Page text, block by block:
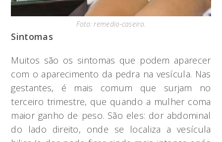
Foto: remedio-caseiro.
Sintomas
Muitos são os sintomas que podem aparecer
com o aparecimento da pedra na vesícula. Nas
gestantes, é mais comum que surjam no
terceiro trimestre, que quando a mulher coma
maior ganho de peso. São eles: dor abdominal
do lado direito, onde se localiza a vesícula